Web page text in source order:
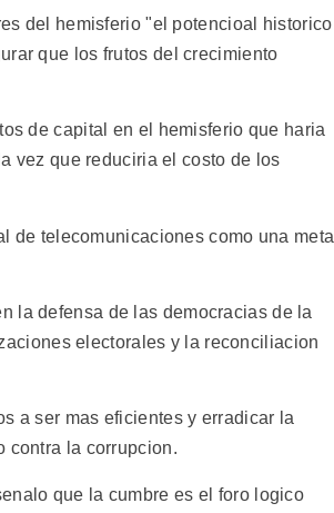
del hemisferio "el potencioal historico
que los frutos del crecimiento
de capital en el hemisferio que haria
vez que reduciria el costo de los
de telecomunicaciones como una meta
la defensa de las democracias de la
electorales y la reconciliacion
a ser mas eficientes y erradicar la
contra la corrupcion.
que la cumbre es el foro logico